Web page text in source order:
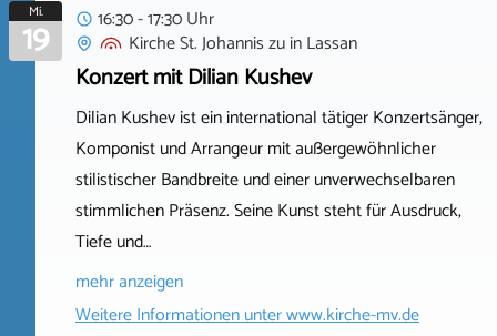
Mi.
19
16:30 - 17:30 Uhr
Kirche St. Johannis zuinLassan
Konzert mit Dilian Kushev
Dilian Kushev ist ein international tätiger Konzertsänger,
Komponist und Arrangeur mit außergewöhnlicher
stilistischer Bandbreite und einer unverwechselbaren
stimmlichen Präsenz. Seine Kunst steht für Ausdruck,
Tiefe und…
mehr anzeigen
Weitere Informationen unterwww.kirche-mv.de